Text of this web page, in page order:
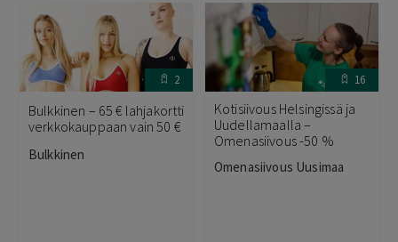
2
Bulkkinen – 65 € lahjakortti
verkkokauppaan vain 50 €
Bulkkinen
16
Kotisiivous Helsingissä ja
Uudellamaalla –
Omenasiivous -50 %
Omenasiivous Uusimaa